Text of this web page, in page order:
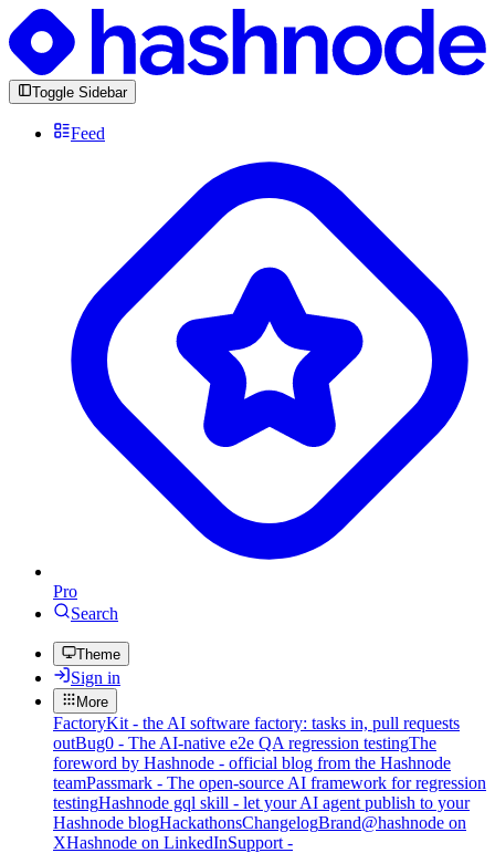
Toggle Sidebar
Feed
Pro
Search
Theme
Sign in
More
FactoryKit - the AI software factory: tasks in, pull requests
outBug0 - The AI-native e2e QA regression testingThe
foreword by Hashnode - official blog from the Hashnode
teamPassmark - The open-source AI framework for regression
testingHashnode gql skill - let your AI agent publish to your
Hashnode blogHackathonsChangelogBrand@hashnode on
XHashnode on LinkedInSupport -